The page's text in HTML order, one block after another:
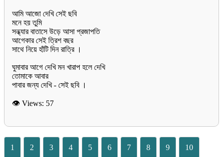
আমি আজো দেখি সেই ছবি
মনে হয় তুমি
সন্ধ্যার বাতাসে উড়ে আসা প্রজাপতি
আগেকার সেই ত্রিশ বছর
সাথে নিয়ে হাঁটি দিন রাত্রি ।
ঘুমাবার আগে দেখি মন খারাপ হলে দেখি
তোমাকে আবার
👁 Views: 57
1 2 3 4 5 6 7 8 9 10